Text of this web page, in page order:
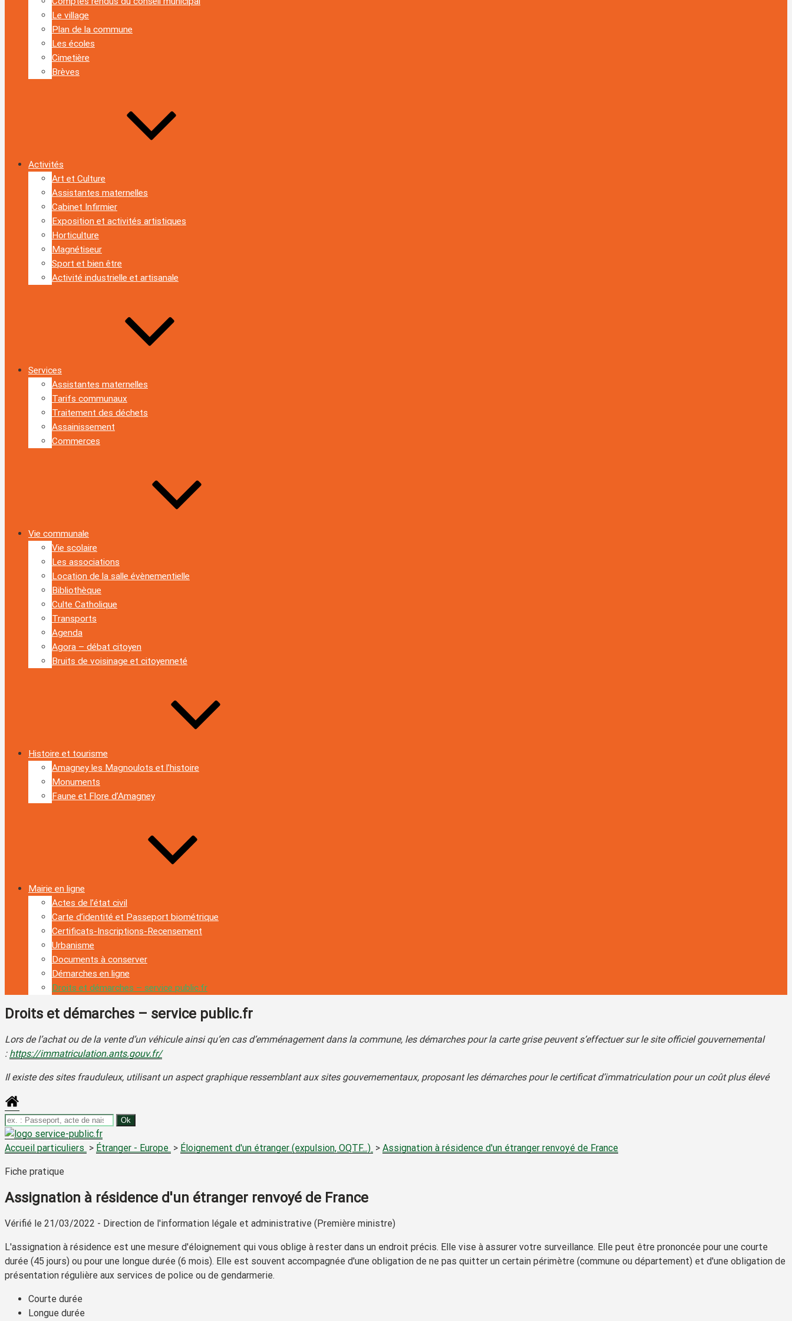
Le village
Plan de la commune
Les écoles
Cimetière
Brèves
Activités
Art et Culture
Assistantes maternelles
Cabinet Infirmier
Exposition et activités artistiques
Horticulture
Magnétiseur
Sport et bien être
Activité industrielle et artisanale
Services
Assistantes maternelles
Tarifs communaux
Traitement des déchets
Assainissement
Commerces
Vie communale
Vie scolaire
Les associations
Location de la salle évènementielle
Bibliothèque
Culte Catholique
Transports
Agenda
Agora – débat citoyen
Bruits de voisinage et citoyenneté
Histoire et tourisme
Amagney les Magnoulots et l’histoire
Monuments
Faune et Flore d’Amagney
Mairie en ligne
Actes de l’état civil
Carte d’identité et Passeport biométrique
Certificats-Inscriptions-Recensement
Urbanisme
Documents à conserver
Démarches en ligne
Droits et démarches – service public.fr
Droits et démarches – service public.fr
Lors de l’achat ou de la vente d’un véhicule ainsi qu’en cas d’emménagement dans la commune, les démarches pour la carte grise peuvent s’effectuer sur le site officiel gouvernemental
: https://immatriculation.ants.gouv.fr/
Il existe des sites frauduleux, utilisant un aspect graphique ressemblant aux sites gouvernementaux, proposant les démarches pour le certificat d’immatriculation pour un coût plus élevé
Accueil particuliers > Étranger - Europe > Éloignement d'un étranger (expulsion, OQTF...) > Assignation à résidence d'un étranger renvoyé de France
Fiche pratique
Assignation à résidence d'un étranger renvoyé de France
Vérifié le 21/03/2022 - Direction de l'information légale et administrative (Première ministre)
L'assignation à résidence est une mesure d'éloignement qui vous oblige à rester dans un endroit précis. Elle vise à assurer votre surveillance. Elle peut être prononcée pour une courte
durée (45 jours) ou pour une longue durée (6 mois). Elle est souvent accompagnée d'une obligation de ne pas quitter un certain périmètre (commune ou département) et d'une obligation de
présentation régulière aux services de police ou de gendarmerie.
Courte durée
Longue durée